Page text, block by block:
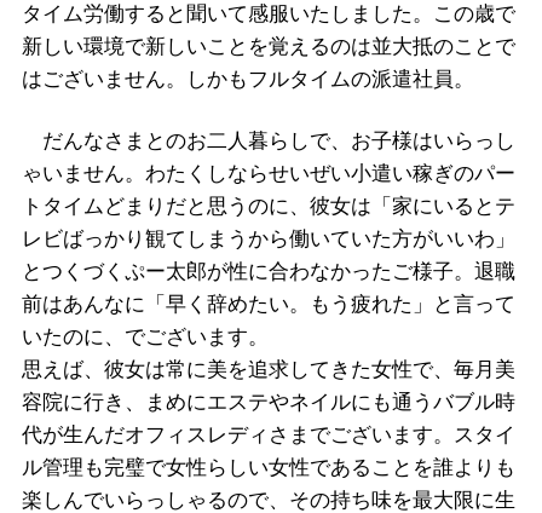
タイム労働すると聞いて感服いたしました。この歳で
新しい環境で新しいことを覚えるのは並大抵のことで
はございません。しかもフルタイムの派遣社員。
だんなさまとのお二人暮らしで、お子様はいらっし
ゃいません。わたくしならせいぜい小遣い稼ぎのパー
トタイムどまりだと思うのに、彼女は「家にいるとテ
レビばっかり観てしまうから働いていた方がいいわ」
とつくづくぷー太郎が性に合わなかったご様子。退職
前はあんなに「早く辞めたい。もう疲れた」と言って
いたのに、でございます。
思えば、彼女は常に美を追求してきた女性で、毎月美
容院に行き、まめにエステやネイルにも通うバブル時
代が生んだオフィスレディさまでございます。スタイ
ル管理も完璧で女性らしい女性であることを誰よりも
楽しんでいらっしゃるので、その持ち味を最大限に生